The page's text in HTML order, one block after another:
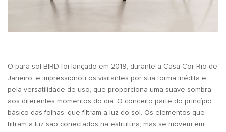
O para-sol BIRD foi lançado em 2019, durante a Casa Cor Rio de
Janeiro, e impressionou os visitantes por sua forma inédita e
pela versatilidade de uso, que proporciona uma suave sombra
aos diferentes momentos do dia. O conceito parte do princípio
básico das folhas, que filtram a luz do sol. Os elementos que
filtram a luz são conectados na estrutura, mas se movem em